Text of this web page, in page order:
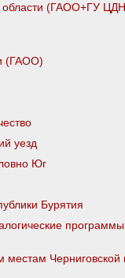
области (ГАОО+ГУ ЦДН
(ГАОО)
уезд
Юг
Бурятия
программы
Черниговской